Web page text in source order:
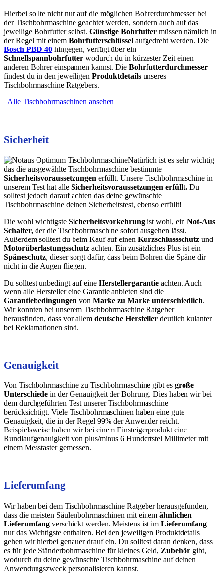
Hierbei sollte nicht nur auf die möglichen Bohrerdurchmesser bei
der Tischbohrmaschine geachtet werden, sondern auch auf das
jeweilige Bohrfutter selbst. Günstige Bohrfutter müssen nämlich in
der Regel mit einem Bohrfutterschlüssel aufgedreht werden. Die
Bosch PBD 40 hingegen, verfügt über ein
Schnellspannbohrfutter wodurch du in kürzester Zeit einen
anderen Bohrer einspannen kannst. Die Bohrfutterdurchmesser
findest du in den jeweiligen Produktdetails unseres
Tischbohrmaschine Ratgebers.
Alle Tischbohrmaschinen ansehen
Sicherheit
Natürlich ist es sehr wichtig
das die ausgewählte Tischbohrmaschine bestimmte
Sicherheitsvoraussetzungen erfüllt. Unsere Tischbohrmaschine in
unserem Test hat alle Sicherheitsvoraussetzungen erfüllt. Du
solltest jedoch darauf achten das deine gewünschte
Tischbohrmaschine deinen Sicherheitstest, ebenso erfüllt!
Die wohl wichtigste Sicherheitsvorkehrung ist wohl, ein Not-Aus
Schalter, der die Tischbohrmaschine sofort ausgehen lässt.
Außerdem solltest du beim Kauf auf einen Kurzschlussschutz und
Motorüberlastungsschutz achten. Ein zusätzliches Plus ist ein
Späneschutz, dieser sorgt dafür, dass beim Bohren die Späne dir
nicht in die Augen fliegen.
Du solltest unbedingt auf eine Herstellergarantie achten. Auch
wenn alle Hersteller eine Garantie anbieten sind die
Garantiebedingungen von Marke zu Marke unterschiedlich.
Wir konnten bei unserem Tischbohrmaschine Ratgeber
herausfinden, dass vor allem deutsche Hersteller deutlich kulanter
bei Reklamationen sind.
Genauigkeit
Von Tischbohrmaschine zu Tischbohrmaschine gibt es große
Unterschiede in der Genauigkeit der Bohrung. Dies haben wir bei
dem durchgeführten Test unserer Tischbohrmaschine
berücksichtigt. Viele Tischbohrmaschinen haben eine gute
Genauigkeit, die in der Regel 99% der Anwender reicht.
Beispielsweise haben wir bei einem Einsteigerprodukt eine
Rundlaufgenauigkeit von plus/minus 6 Hundertstel Millimeter mit
einem Messtaster gemessen.
Lieferumfang
Wir haben bei dem Tischbohrmaschine Ratgeber herausgefunden,
dass die meisten Säulenbohrmaschinen mit einem ähnlichen
Lieferumfang verschickt werden. Meistens ist im Lieferumfang
nur das Wichtigste enthalten. Bei den jeweiligen Produktdetails
gehen wir hierbei genauer drauf ein. Du solltest daran denken, dass
es für jede Ständerbohrmaschine für kleines Geld, Zubehör gibt,
wodurch du deine gewünschte Tischbohrmaschine auf deinen
Anwendungszweck personalisieren kannst.